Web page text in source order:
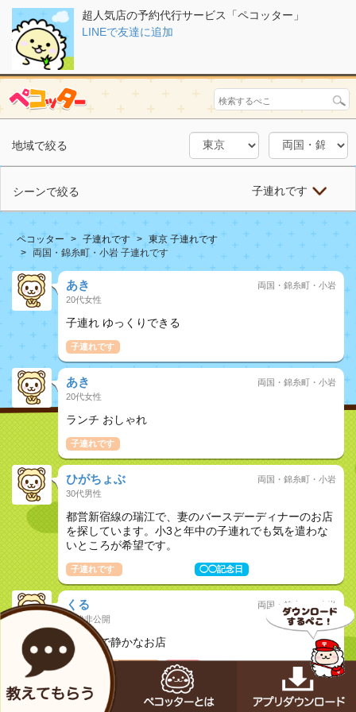
超人気店の予約代行サービス「ペコッター」
LINEで友達に追加
地域で絞る
シーンで絞る 子連れです
ペコッター 子連れです
東京 子連れです
両国・錦糸町・小岩 子連れです
あき
20代女性
両国・錦糸町・小岩
子連れ ゆっくりできる
子連れです
あき
20代女性
両国・錦糸町・小岩
ランチ おしゃれ
子連れです
ひがちょぶ
30代男性
両国・錦糸町・小岩
都営新宿線の瑞江で、妻のバースデーディナーのお店
を探しています。小3と年中の子連れでも気を遣わな
いところが希望です。
子連れです ◯◯記念日
くる
20代非公開
両国・錦糸町・小岩
錦糸町で静かなお店
子連れです 女子会
ともたろう 両国・錦糸町・小岩